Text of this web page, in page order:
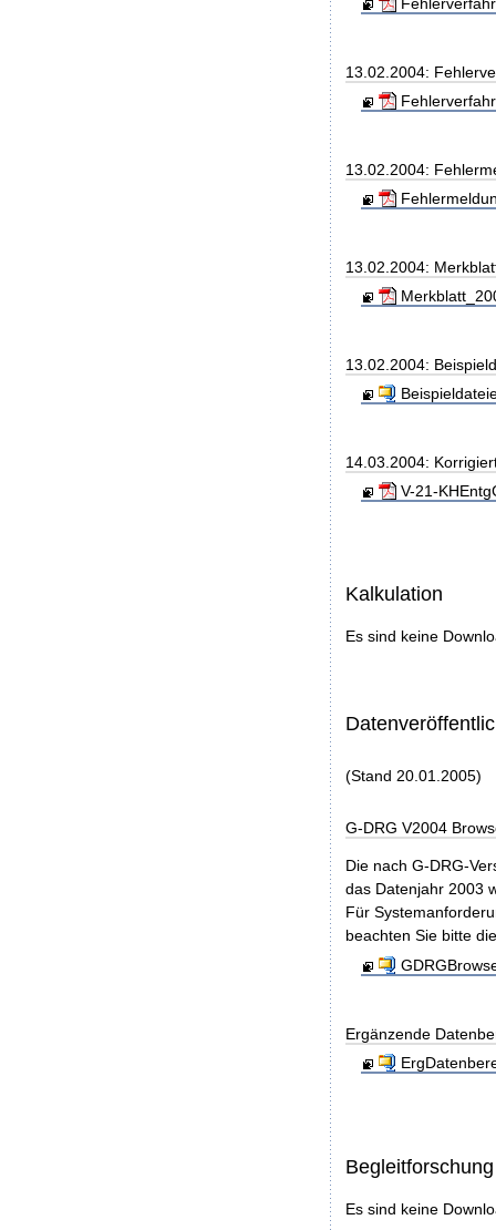
13.02.2004:
13.02.2004:
13.02.2004:
13.02.2004:
14.03.2004:
V-21-
Kalkulation
Es sind keine
(Stand 20.01.2005)
G-DRG V2004
Die nach G-DRG-
das Datenjahr 2003
Für
beachten Sie bitte
Ergänzende
Begleitforschung
Es sind keine